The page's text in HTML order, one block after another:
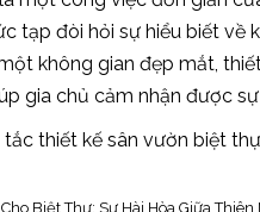
tạp đòi hỏi sự hiểu biết về
không gian đẹp mắt,
gia chủ cảm nhận được
thiết kế sân vườn biệt